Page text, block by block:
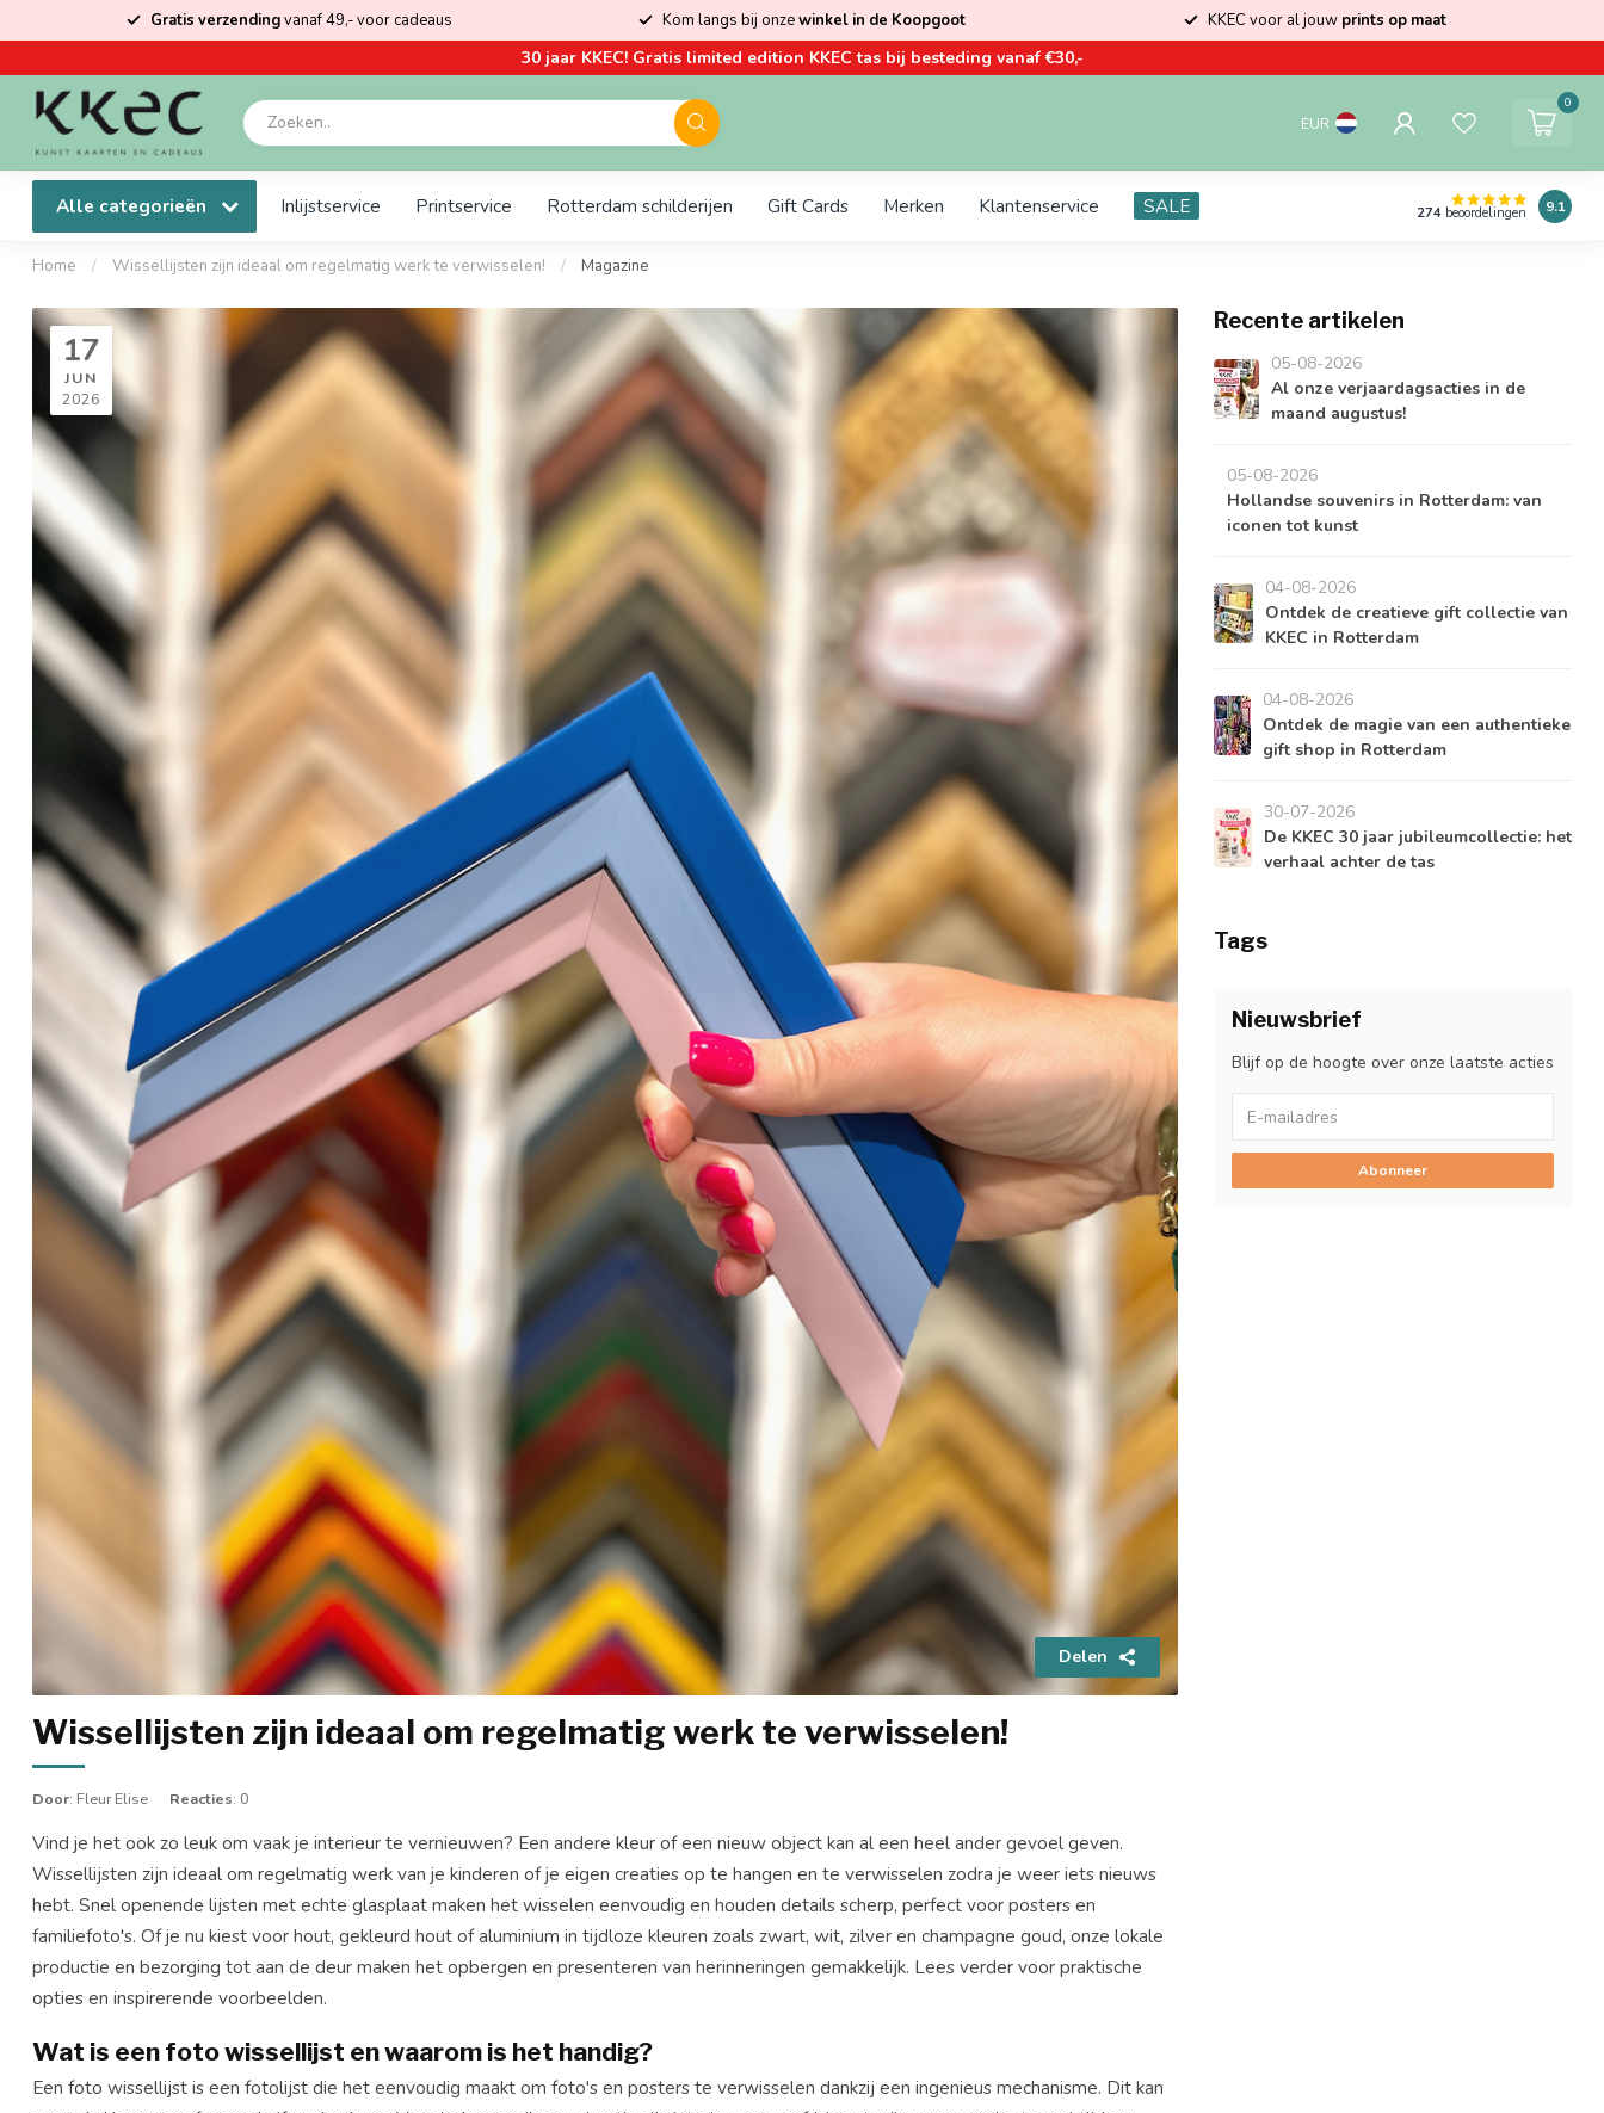
Gratis verzendingvanaf 49,- voor cadeaus Kom langs bij onzewinkel in de Koopgoot KKEC voor al jouw prints op maat
30 jaar KKEC! Gratis limited edition KKEC tas bij besteding vanaf €30,-
EUR
0
Alle categorieën Inlijstservice Printservice Rotterdam schilderijen Gift Cards Merken Klantenservice SALE 274 beoordelingen 9.1
Home / Wissellijsten zijn ideaal om regelmatig werk te verwisselen! / Magazine
17
JUN
2026
Delen
Wissellijsten zijn ideaal om regelmatig werk te verwisselen!
Door: Fleur Elise Reacties: 0
Vind je het ook zo leuk om vaak je interieur te vernieuwen? Een andere kleur of een nieuw object kan al een heel ander gevoel geven.
Wissellijsten zijn ideaal om regelmatig werk van je kinderen of je eigen creaties op te hangen en te verwisselen zodra je weer iets nieuws
hebt. Snel openende lijsten met echte glasplaat maken het wisselen eenvoudig en houden details scherp, perfect voor posters en
familiefoto's. Of je nu kiest voor hout, gekleurd hout of aluminium in tijdloze kleuren zoals zwart, wit, zilver en champagne goud, onze lokale
productie en bezorging tot aan de deur maken het opbergen en presenteren van herinneringen gemakkelijk. Lees verder voor praktische
opties en inspirerende voorbeelden.
Wat is een foto wissellijst en waarom is het handig?
Een foto wissellijst is een fotolijst die het eenvoudig maakt om foto's en posters te verwisselen dankzij een ingenieus mechanisme. Dit kan
Recente artikelen
05-08-2026
Al onze verjaardagsacties in de
maand augustus!
05-08-2026
Hollandse souvenirs in Rotterdam: van
iconen tot kunst
04-08-2026
Ontdek de creatieve gift collectie van
KKEC in Rotterdam
04-08-2026
Ontdek de magie van een authentieke
gift shop in Rotterdam
30-07-2026
De KKEC 30 jaar jubileumcollectie: het
verhaal achter de tas
Tags
Nieuwsbrief
Blijf op de hoogte over onze laatste acties
Abonneer